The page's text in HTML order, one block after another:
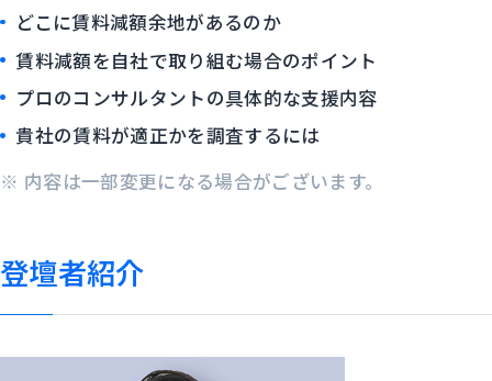
どこに賃料減額余地があるのか
賃料減額を自社で取り組む場合のポイント
プロのコンサルタントの具体的な支援内容
貴社の賃料が適正かを調査するには
内容は一部変更になる場合がございます。
登壇者紹介